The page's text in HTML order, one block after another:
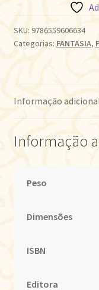
SKU: 9786559606634
Categorias: FANTASIA,
Informação
Informação
Peso
Dimensões
ISBN
Editora